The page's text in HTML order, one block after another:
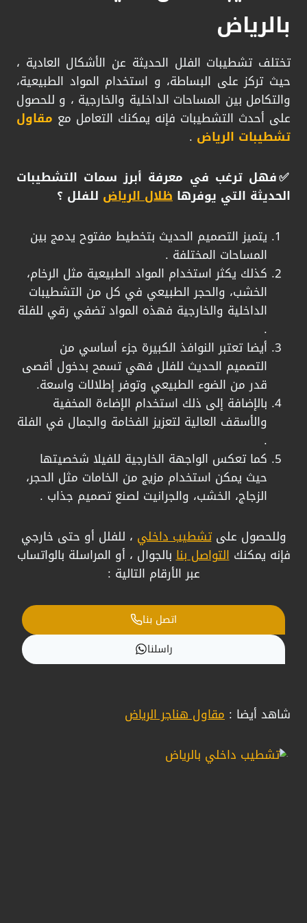
بالرياض
تختلف تشطيبات الفلل الحديثة عن الأشكال العادية ،
حيث تركز على البساطة، و استخدام المواد الطبيعية،
والتكامل بين المساحات الداخلية والخارجية ، و للحصول
على أحدث التشطيبات فإنه يمكنك التعامل مع مقاول
تشطيبات الرياض .
​✅فهل ترغب في معرفة أبرز سمات التشطيبات
الحديثة التي يوفرها ظلال الرياض للفلل ؟
​يتميز التصميم الحديث بتخطيط مفتوح يدمج بين
المساحات المختلفة .
​كذلك يكثر استخدام المواد الطبيعية مثل الرخام،
الخشب، والحجر الطبيعي في كل من التشطيبات
الداخلية والخارجية فهذه المواد تضفي رقي للفلة
.
​أيضا تعتبر النوافذ الكبيرة جزء أساسي من
التصميم الحديث للفلل فهي تسمح بدخول أقصى
قدر من الضوء الطبيعي وتوفر إطلالات واسعة.
بالإضافة إلى ذلك استخدام الإضاءة المخفية
والأسقف العالية لتعزيز الفخامة والجمال في الفلة
.
​كما تعكس الواجهة الخارجية للفيلا شخصيتها
حيث يمكن استخدام مزيج من الخامات مثل الحجر،
الزجاج، الخشب، والجرانيت لصنع تصميم جذاب .
وللحصول علىتشطيب داخلي ، للفلل أو حتى خارجي
فإنه يمكنكالتواصل بنابالجوال ، أو المراسلة بالواتساب
عبر الأرقام التالية :
اتصل بنا
راسلنا
شاهد أيضا : مقاول هناجر الرياض